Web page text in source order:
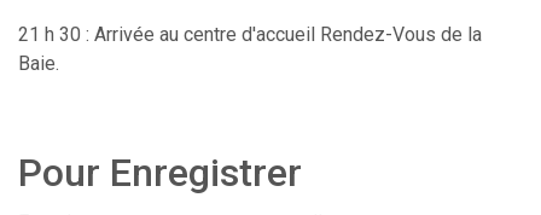
21 h 30 : Arrivée au centre d'accueil Rendez-Vous de la
Baie.
Pour Enregistrer